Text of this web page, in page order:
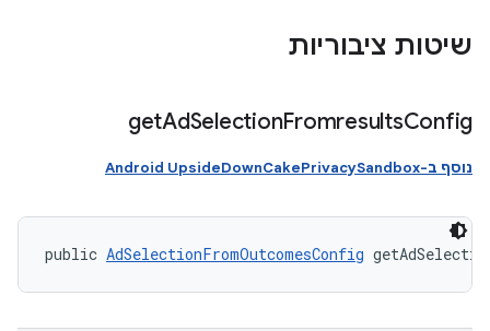
שיטות ציבוריות
getAdSelectionFromresultsConfig
נוסף ב-Android UpsideDownCakePrivacySandbox
public AdSelectionFromOutcomesConfig